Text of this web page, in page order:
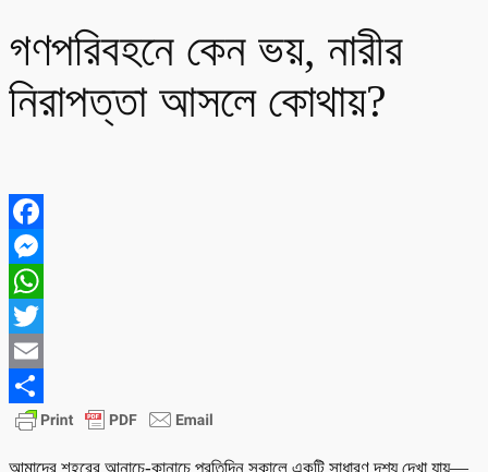
গণপরিবহনে কেন ভয়, নারীর
নিরাপত্তা আসলে কোথায়?
Facebook
Messenger
WhatsApp
Twitter
Email
Share
আমাদের শহরের আনাচে-কানাচে প্রতিদিন সকালে একটি সাধারণ দৃশ্য দেখা যায়—